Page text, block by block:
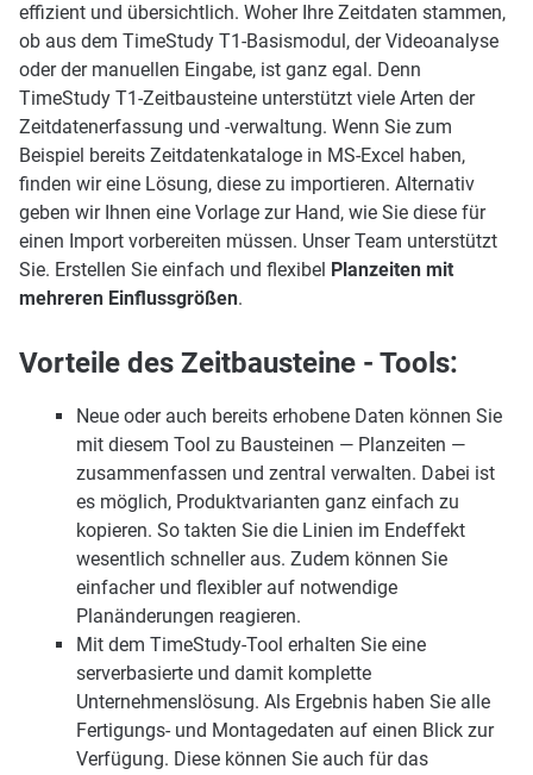
effizient und übersichtlich. Woher Ihre Zeitdaten stammen,
ob aus dem TimeStudy T1-Basismodul, der Videoanalyse
oder der manuellen Eingabe, ist ganz egal. Denn
TimeStudy T1-Zeitbausteine unterstützt viele Arten der
Zeitdatenerfassung und -verwaltung. Wenn Sie zum
Beispiel bereits Zeitdatenkataloge in MS-Excel haben,
finden wir eine Lösung, diese zu importieren. Alternativ
geben wir Ihnen eine Vorlage zur Hand, wie Sie diese für
einen Import vorbereiten müssen. Unser Team unterstützt
Sie. Erstellen Sie einfach und flexibel Planzeiten mit
mehreren Einflussgrößen.
Vorteile des Zeitbausteine - Tools:
Neue oder auch bereits erhobene Daten können Sie
mit diesem Tool zu Bausteinen — Planzeiten —
zusammenfassen und zentral verwalten. Dabei ist
es möglich, Produktvarianten ganz einfach zu
kopieren. So takten Sie die Linien im Endeffekt
wesentlich schneller aus. Zudem können Sie
einfacher und flexibler auf notwendige
Planänderungen reagieren.
Mit dem TimeStudy-Tool erhalten Sie eine
serverbasierte und damit komplette
Unternehmenslösung. Als Ergebnis haben Sie alle
Fertigungs- und Montagedaten auf einen Blick zur
Verfügung. Diese können Sie auch für das